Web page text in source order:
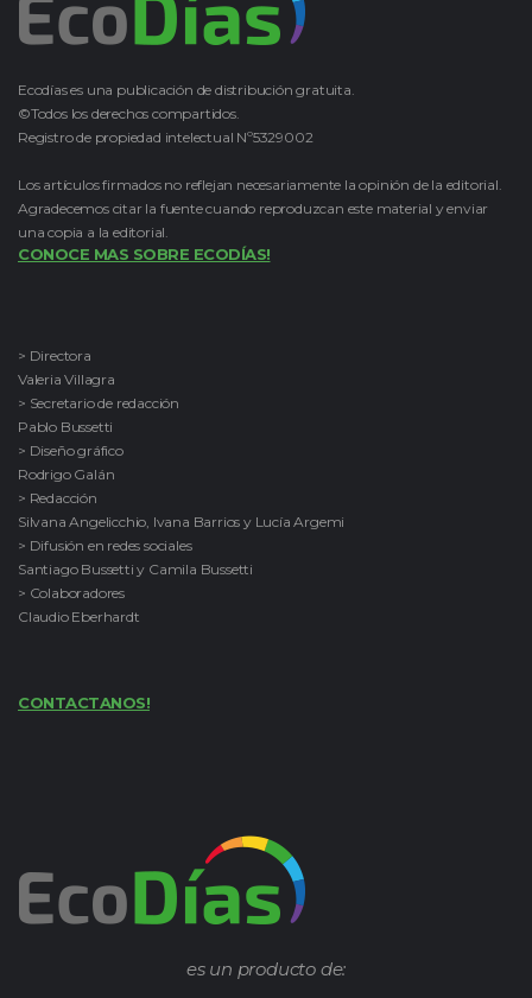
Ecodías es una publicación de distribución gratuita.
©Todos los derechos compartidos.
Registro de propiedad intelectual Nº5329002
Los artículos firmados no reflejan necesariamente la opinión de la editorial.
Agradecemos citar la fuente cuando reproduzcan este material y enviar
una copia a la editorial.
CONOCE MAS SOBRE ECODÍAS!
> Directora
Valeria Villagra
> Secretario de redacción
Pablo Bussetti
> Diseño gráfico
Rodrigo Galán
> Redacción
Silvana Angelicchio, Ivana Barrios y Lucía Argemi
> Difusión en redes sociales
Santiago Bussetti y Camila Bussetti
> Colaboradores
Claudio Eberhardt
CONTACTANOS!
es un producto de: